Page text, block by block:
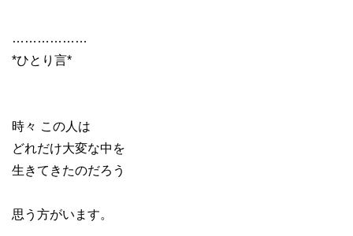
………………
*ひとり言*
時々 この人は
どれだけ大変な中を
生きてきたのだろう
思う方がいます。